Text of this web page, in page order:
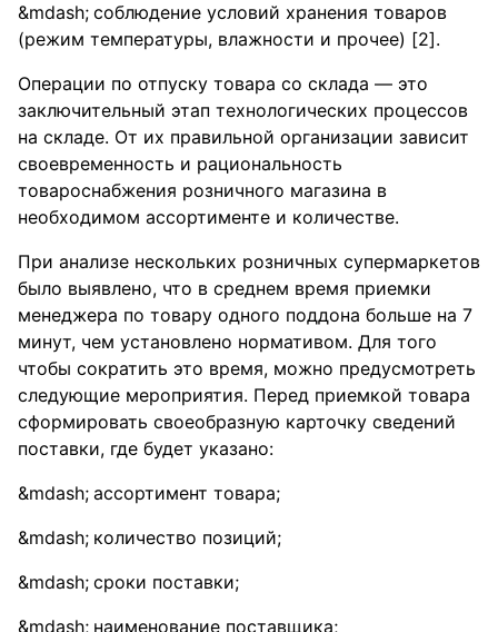
соблюдение условий хранения товаров
(режим температуры, влажности и прочее) [2].
Операции по отпуску товара со склада — это
заключительный этап технологических процессов
на складе. От их правильной организации зависит
своевременность и рациональность
товароснабжения розничного магазина в
необходимом ассортименте и количестве.
При анализе нескольких розничных супермаркетов
было выявлено, что в среднем время приемки
менеджера по товару одного поддона больше на 7
минут, чем установлено нормативом. Для того
чтобы сократить это время, можно предусмотреть
следующие мероприятия. Перед приемкой товара
сформировать своеобразную карточку сведений
поставки, где будет указано:
ассортимент товара;
количество позиций;
сроки поставки;
наименование поставщика;